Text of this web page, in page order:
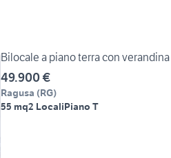
Bilocale a piano terra con verandina
49.900 €
Ragusa (RG)
55 mq2 LocaliPiano T